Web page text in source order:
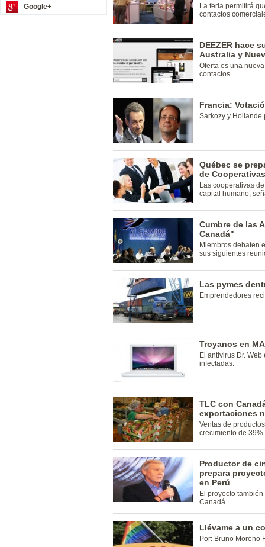
Google+
La feria permitirá
contactos
DEEZER hace
Australia y
Oferta es una
contactos.
Francia:
Sarkozy y Hollande
Québec se
de
Las cooperativas
capital humano,
Cumbre de las
Canadá"
Miembros debaten
sus siguientes
Las pymes
Emprendedores
Troyanos en
El antivirus Dr.
infectadas.
TLC con
exportaciones
Ventas de
crecimiento de
Productor de
prepara
en Perú
El proyecto
Canadá.
Llévame a un
Por: Bruno Moreno